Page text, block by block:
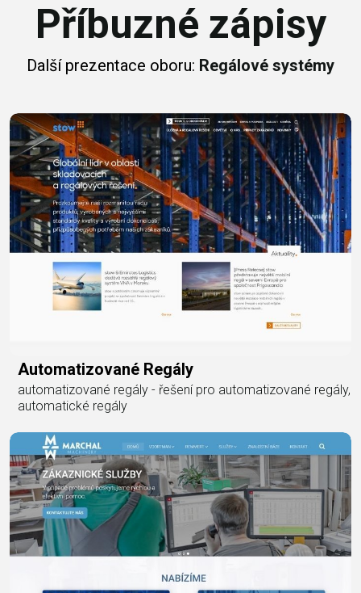
Příbuzné zápisy
Další prezentace oboru: Regálové systémy
Automatizované Regály
automatizované regály - řešení pro automatizované regály,
automatické regály